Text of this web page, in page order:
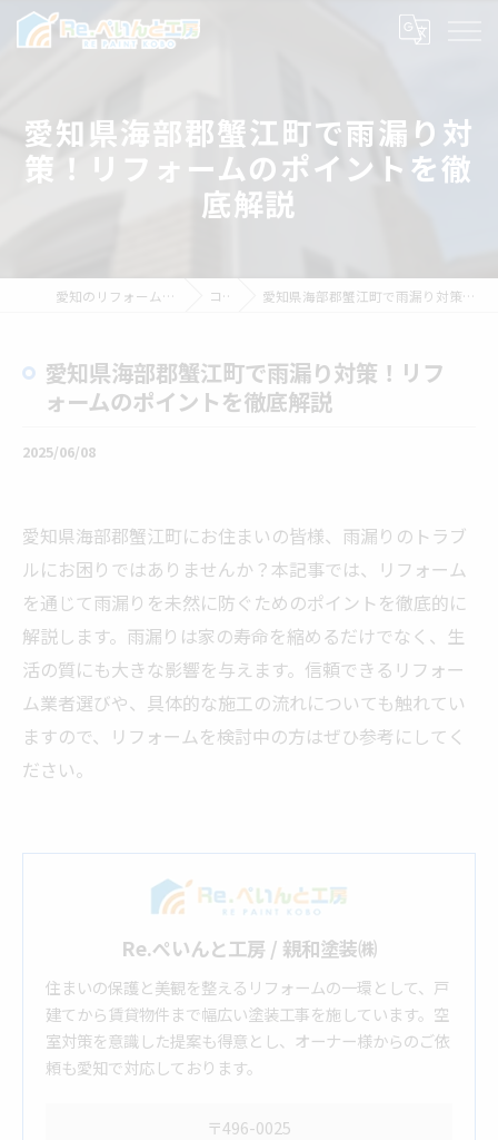
愛知県海部郡蟹江町で雨漏り対
策！リフォームのポイントを徹
底解説
愛知のリフォームならRe.ぺいんと工房 コラム 愛知県海部郡蟹江町で雨漏り対策！リフォームのポイントを徹底解説
愛知県海部郡蟹江町で雨漏り対策！リフ
ォームのポイントを徹底解説
2025/06/08
愛知県海部郡蟹江町にお住まいの皆様、雨漏りのトラブ
ルにお困りではありませんか？本記事では、リフォーム
を通じて雨漏りを未然に防ぐためのポイントを徹底的に
解説します。雨漏りは家の寿命を縮めるだけでなく、生
活の質にも大きな影響を与えます。信頼できるリフォー
ム業者選びや、具体的な施工の流れについても触れてい
ますので、リフォームを検討中の方はぜひ参考にしてく
ださい。
Re.ぺいんと工房 / 親和塗装㈱
住まいの保護と美観を整えるリフォームの一環として、戸
建てから賃貸物件まで幅広い塗装工事を施しています。空
室対策を意識した提案も得意とし、オーナー様からのご依
頼も愛知で対応しております。
〒496-0025